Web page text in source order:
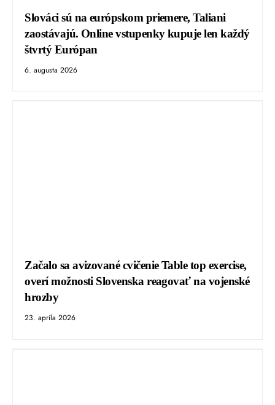
Slováci sú na európskom priemere, Taliani
zaostávajú. Online vstupenky kupuje len každý
štvrtý Európan
6. augusta 2026
Začalo sa avizované cvičenie Table top exercise,
overí možnosti Slovenska reagovať na vojenské
hrozby
23. apríla 2026